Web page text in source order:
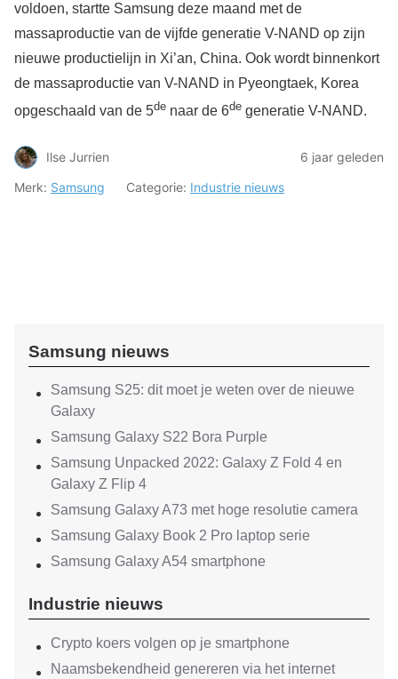
voldoen, startte Samsung deze maand met de
massaproductie van de vijfde generatie V-NAND op zijn
nieuwe productielijn in Xi’an, China. Ook wordt binnenkort
de massaproductie van V-NAND in Pyeongtaek, Korea
opgeschaald van de 5de naar de 6de generatie V-NAND.
Ilse Jurrien
6 jaar geleden
Merk: Samsung Categorie: Industrie nieuws
Samsung nieuws
Samsung S25: dit moet je weten over de nieuwe
Galaxy
Samsung Galaxy S22 Bora Purple
Samsung Unpacked 2022: Galaxy Z Fold 4 en
Galaxy Z Flip 4
Samsung Galaxy A73 met hoge resolutie camera
Samsung Galaxy Book 2 Pro laptop serie
Samsung Galaxy A54 smartphone
Industrie nieuws
Crypto koers volgen op je smartphone
Naamsbekendheid genereren via het internet